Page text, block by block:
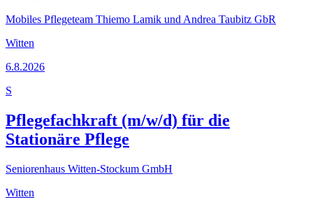
Mobiles Pflegeteam Thiemo Lamik und Andrea Taubitz GbR
Witten
6.8.2026
S
Pflegefachkraft (m/w/d) für die
Stationäre Pflege
Seniorenhaus Witten-Stockum GmbH
Witten